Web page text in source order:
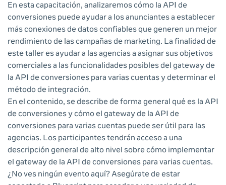
En esta capacitación, analizaremos cómo la API de
conversiones puede ayudar a los anunciantes a establecer
más conexiones de datos confiables que generen un mejor
rendimiento de las campañas de marketing. La finalidad de
este taller es ayudar a las agencias a asignar sus objetivos
comerciales a las funcionalidades posibles del gateway de
la API de conversiones para varias cuentas y determinar el
método de integración.
En el contenido, se describe de forma general qué es la API
de conversiones y cómo el gateway de la API de
conversiones para varias cuentas puede ser útil para las
agencias. Los participantes tendrán acceso a una
descripción general de alto nivel sobre cómo implementar
el gateway de la API de conversiones para varias cuentas.
¿No ves ningún evento aquí? Asegúrate de estar